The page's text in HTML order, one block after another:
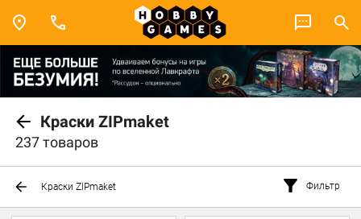
Краски ZIPmaket
237 товаров
Краски ZIPmaket Фильтр